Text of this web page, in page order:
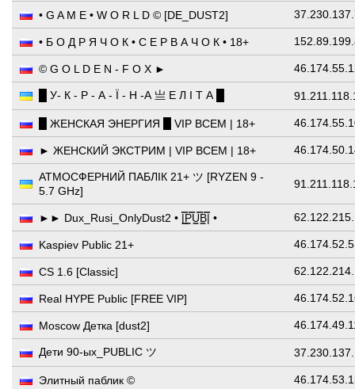
• G A M E • W O R L D © [DE_DUST2]
• Б О Д Р Я Ч О К • С Е Р В А Ч О К • 18+
© G O L D E N - F O X ►
█ У- К - Р - А - Ї - Н -А 亗 Е Л І Т А █
█ ЖЕНСКАЯ ЭНЕРГИЯ █ VIP ВСЕМ | 18+
► ЖЕНСКИЙ ЭКСТРИМ | VIP ВСЕМ | 18+
АТМОСФЕРНИЙ ПАБЛІК 21+ ツ [RYZEN 9 -
5.7 GHz]
►► Dux_Rusi_OnlyDust2 • |͇̿P͇̿U͇̿B͇̿| •
Kaspiev Public 21+
CS 1.6 [Classic]
Real HYPE Public [FREE VIP]
Moscow Детка [dust2]
Дети 90-ых_PUBLIC ツ
Элитный паблик ©